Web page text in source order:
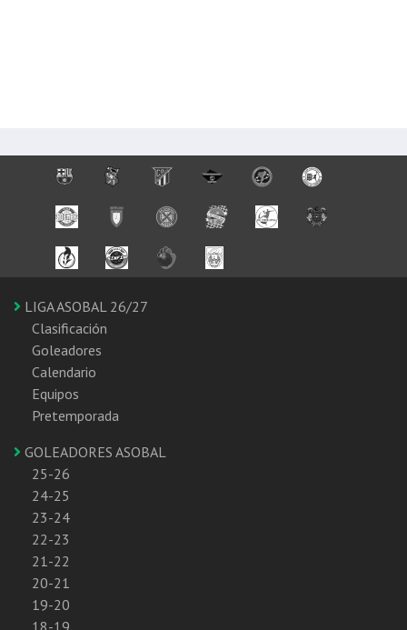
LIGA ASOBAL 26/27
Clasificación
Goleadores
Calendario
Equipos
Pretemporada
GOLEADORES ASOBAL
25-26
24-25
23-24
22-23
21-22
20-21
19-20
18-19